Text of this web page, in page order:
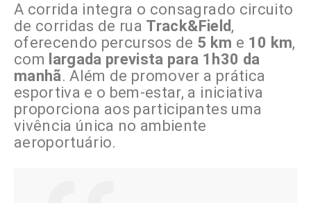
A corrida integra o consagrado circuito
de corridas de rua Track&Field,
oferecendo percursos de 5 km e 10 km,
com largada prevista para 1h30 da
manhã. Além de promover a prática
esportiva e o bem-estar, a iniciativa
proporciona aos participantes uma
vivência única no ambiente
aeroportuário.